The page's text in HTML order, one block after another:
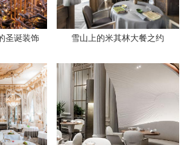
圣诞装饰 雪山上的米其林大餐之约